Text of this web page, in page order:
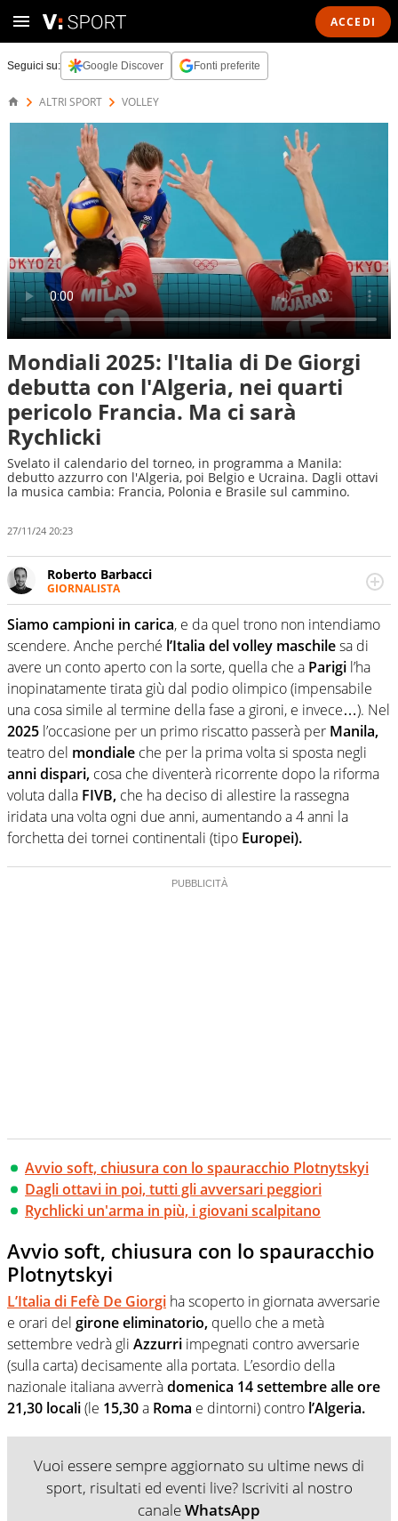
ACCEDI
Seguici su: Google Discover Fonti preferite
ALTRI SPORT VOLLEY
Mondiali 2025: l'Italia di De Giorgi
debutta con l'Algeria, nei quarti
pericolo Francia. Ma ci sarà
Rychlicki
Svelato il calendario del torneo, in programma a Manila:
debutto azzurro con l'Algeria, poi Belgio e Ucraina. Dagli ottavi
la musica cambia: Francia, Polonia e Brasile sul cammino.
27/11/24 20:23
Roberto Barbacci
GIORNALISTA
Giornalista (pubblicista) sportivo a tutto campo, è il
tuttologo di Virgilio Sport. Provate a chiedergli di boxe, di
scherma, di volley o di curling: ve ne farà innamorare
Siamo campioni in carica, e da quel trono non intendiamo
scendere. Anche perché l’Italia del volley maschilesa di
avere un conto aperto con la sorte, quella che a Parigi l’ha
inopinatamente tirata giù dal podio olimpico (impensabile
una cosa simile al termine della fase a gironi, e invece…). Nel
2025 l’occasione per un primo riscatto passerà per Manila,
teatro del mondiale che per la prima volta si sposta negli
anni dispari, cosa che diventerà ricorrente dopo la riforma
voluta dalla FIVB, che ha deciso di allestire la rassegna
iridata una volta ogni due anni, aumentando a 4 anni la
forchetta dei tornei continentali (tipo Europei).
Avvio soft, chiusura con lo spauracchio Plotnytskyi
Dagli ottavi in poi, tutti gli avversari peggiori
Rychlicki un'arma in più, i giovani scalpitano
Avvio soft, chiusura con lo spauracchio
Plotnytskyi
L’Italia di Fefè De Giorgi ha scoperto in giornata avversarie
e orari del girone eliminatorio, quello che a metà
settembre vedrà gli Azzurri impegnati contro avversarie
(sulla carta) decisamente alla portata. L’esordio della
nazionale italiana avverràdomenica 14 settembre alle ore
21,30 locali(le 15,30a Roma e dintorni) contro l’Algeria.
Vuoi essere sempre aggiornato su ultime news di
sport, risultati ed eventi live? Iscriviti al nostro
canaleWhatsApp